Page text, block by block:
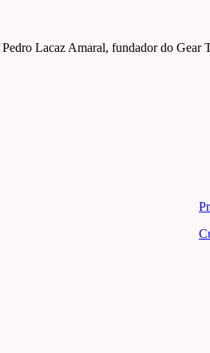
Lacaz Amaral, fundador do Gear